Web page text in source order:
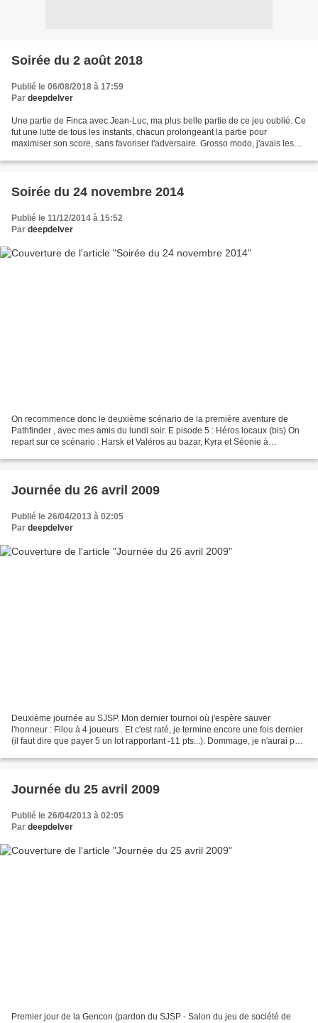
Soirée du 2 août 2018
Publié le 06/08/2018 à 17:59
Par deepdelver
Une partie de Finca avec Jean-Luc, ma plus belle partie de ce jeu oublié. Ce
fut une lutte de tous les instants, chacun prolongeant la partie pour
maximiser son score, sans favoriser l'adversaire. Grosso modo, j'avais les
Soirée du 24 novembre 2014
Publié le 11/12/2014 à 15:52
Par deepdelver
On recommence donc le deuxième scénario de la première aventure de
Pathfinder , avec mes amis du lundi soir. E pisode 5 : Héros locaux (bis) On
repart sur ce scénario : Harsk et Valéros au bazar, Kyra et Séonie à
Journée du 26 avril 2009
Publié le 26/04/2013 à 02:05
Par deepdelver
Deuxième journée au SJSP. Mon dernier tournoi où j'espère sauver
l'honneur : Filou à 4 joueurs . Et c'est raté, je termine encore une fois dernier
(il faut dire que payer 5 un lot rapportant -11 pts...). Dommage, je n'aurai pas
Journée du 25 avril 2009
Publié le 26/04/2013 à 02:05
Par deepdelver
Premier jour de la Gencon (pardon du SJSP - Salon du jeu de société de